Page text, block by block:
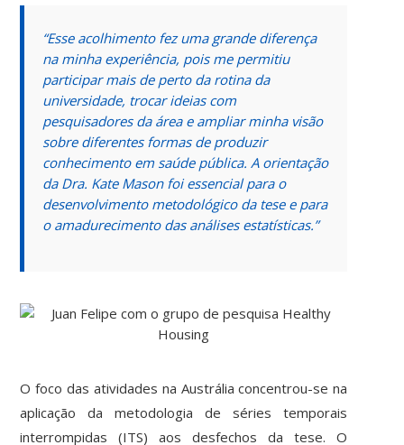
“Esse acolhimento fez uma grande diferença
na minha experiência, pois me permitiu
participar mais de perto da rotina da
universidade, trocar ideias com
pesquisadores da área e ampliar minha visão
sobre diferentes formas de produzir
conhecimento em saúde pública. A orientação
da Dra. Kate Mason foi essencial para o
desenvolvimento metodológico da tese e para
o amadurecimento das análises estatísticas.”
O foco das atividades na Austrália concentrou-se na
aplicação da metodologia de séries temporais
interrompidas (ITS) aos desfechos da tese. O